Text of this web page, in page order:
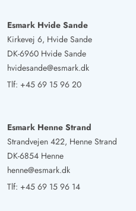
rumfordeling til to familier
også masser af plads og
grunden og i whirlpoolen
Vi kommer gerne igen!
Deutschland
AI Oversat (Se oprindelig)
Fantastisk lyst hus. Sauna/
Bordfodbold/ Airhockey
Esmark Hvide Sande
Kirkevej 6, Hvide Sande
DK-6960 Hvide Sande
hvidesande@esmark.dk
Tlf: +45 69 15 96 20
Esmark Henne Strand
Strandvejen 422, Henne Strand
DK-6854 Henne
henne@esmark.dk
Tlf: +45 69 15 96 14